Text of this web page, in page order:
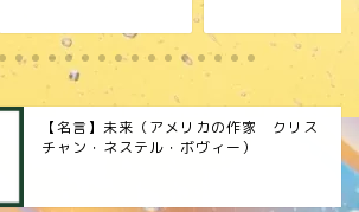
【名言】未来（アメリカの作家 クリス
チャン・ネステル・ボヴィー）